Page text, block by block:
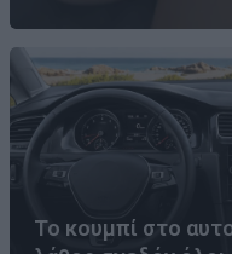
Το κουμπί στο